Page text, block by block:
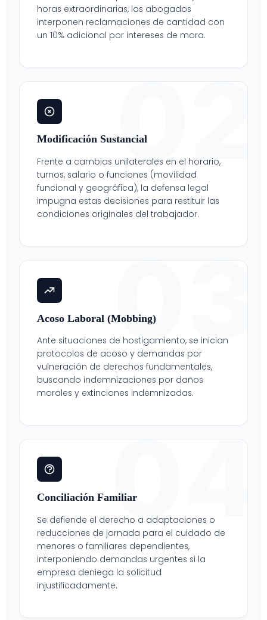
horas extraordinarias, los abogados
interponen reclamaciones de cantidad con
un 10% adicional por intereses de mora.
02
Modificación Sustancial
Frente a cambios unilaterales en el horario,
turnos, salario o funciones (movilidad
funcional y geográfica), la defensa legal
impugna estas decisiones para restituir las
condiciones originales del trabajador.
03
Acoso Laboral (Mobbing)
Ante situaciones de hostigamiento, se inician
protocolos de acoso y demandas por
vulneración de derechos fundamentales,
buscando indemnizaciones por daños
morales y extinciones indemnizadas.
04
Conciliación Familiar
Se defiende el derecho a adaptaciones o
reducciones de jornada para el cuidado de
menores o familiares dependientes,
interponiendo demandas urgentes si la
empresa deniega la solicitud
injustificadamente.